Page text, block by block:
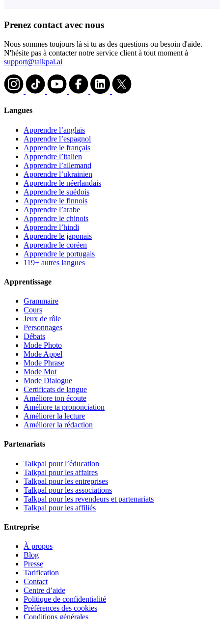
Prenez contact avec nous
Nous sommes toujours là si tu as des questions ou besoin d'aide.
N'hésite pas à contacter notre service client à tout moment à
support@talkpal.ai
Langues
Apprendre l’anglais
Apprendre l’espagnol
Apprendre le français
Apprendre l’italien
Apprendre l’allemand
Apprendre l’ukrainien
Apprendre le néerlandais
Apprendre le suédois
Apprendre le finnois
Apprendre l’arabe
Apprendre le chinois
Apprendre l’hindi
Apprendre le japonais
Apprendre le coréen
Apprendre le portugais
119+ autres langues
Apprentissage
Grammaire
Cours
Jeux de rôle
Personnages
Débats
Mode Photo
Mode Appel
Mode Phrase
Mode Mot
Mode Dialogue
Certificats de langue
Améliore ton écoute
Améliore ta prononciation
Améliorer la lecture
Améliorer la rédaction
Partenariats
Talkpal pour l’éducation
Talkpal pour les affaires
Talkpal pour les entreprises
Talkpal pour les associations
Talkpal pour les revendeurs et partenariats
Talkpal pour les affiliés
Entreprise
À propos
Blog
Presse
Tarification
Contact
Centre d’aide
Politique de confidentialité
Préférences des cookies
Conditions générales